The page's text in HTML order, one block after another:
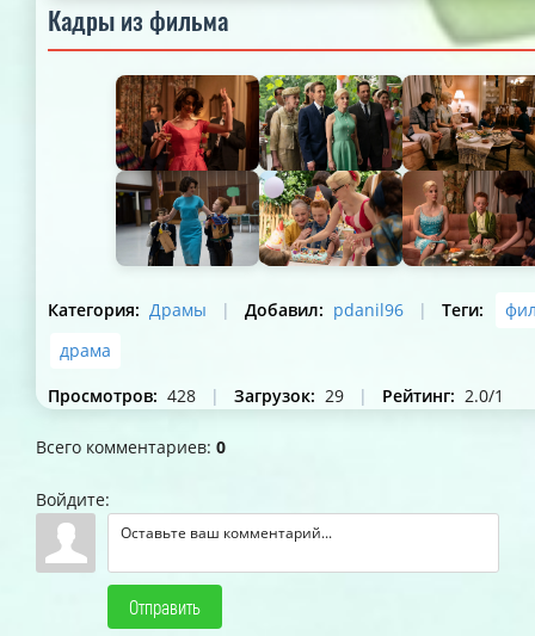
Кадры из фильма
Категория: Драмы | Добавил: pdanil96 | Теги:
драма
Просмотров: 428 | Загрузок: 29 | Рейтинг: 2.0/1
Всего комментариев: 0
Войдите:
Отправить